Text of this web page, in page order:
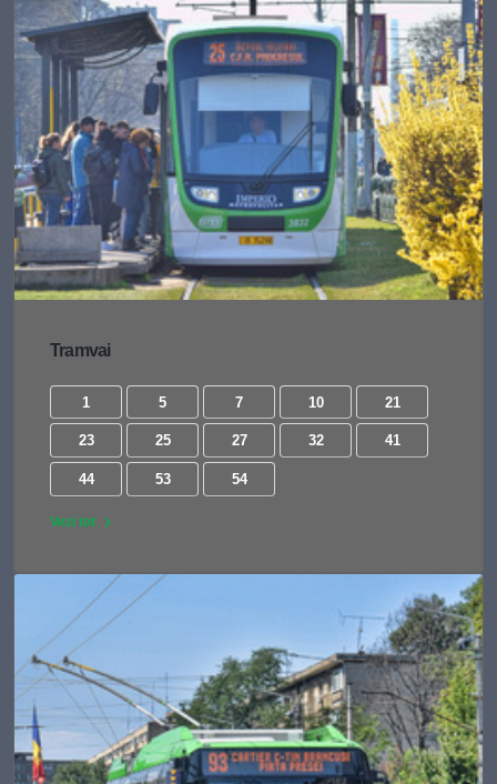
Tramvai
1 5 7 10 21
23 25 27 32 41
44 53 54
Vezi tot